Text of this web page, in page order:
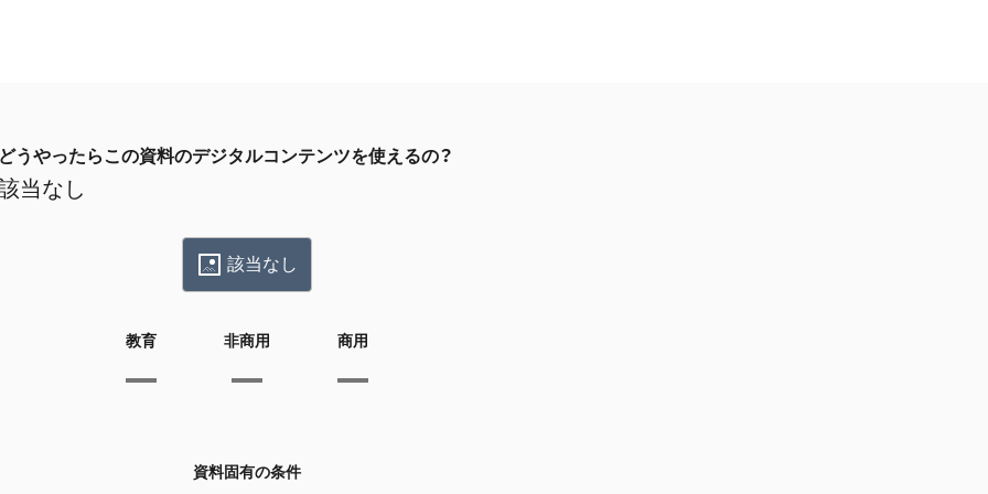
どうやったらこの資料のデジタルコンテンツを使えるの？
当なし
該当なし
教育 非商用 商用
資料固有の条件